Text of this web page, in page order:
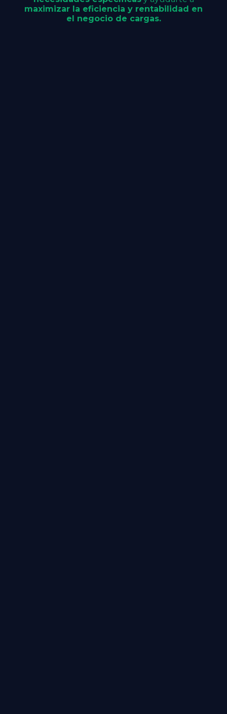
maximizar la eficiencia y rentabilidad en
el negocio de cargas.